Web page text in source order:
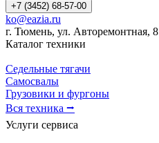
+7 (3452) 68-57-00
ko@eazia.ru
г. Тюмень, ул. Авторемонтная, 8
Каталог техники
Седельные тягачи
Самосвалы
Грузовики и фургоны
Вся техника ⭢
Услуги сервиса